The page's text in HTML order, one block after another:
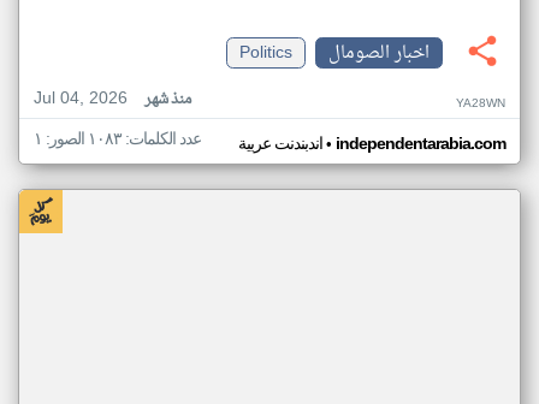
اخبار الصومال
Politics
Jul 04, 2026
منذ شهر YA28WN
اندبندنت عربية• independentarabia.com عدد الكلمات: ١٠٨٣ الصور: ١